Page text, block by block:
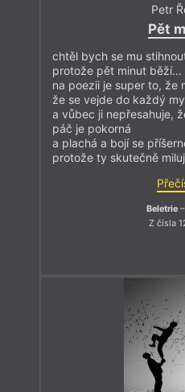
Petr
Pět
chtěl bych se mu
protože pět minut běží…
na poezii je super to, že
že se vejde do každý
a vůbec ji nepřesahuje,
páč je pokorná
a plachá a bojí se
protože ty skutečně
Beletrie
Z čísla